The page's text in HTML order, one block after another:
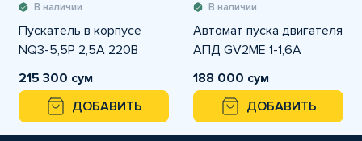
В наличии
Пускатель в корпусе
NQ3-5,5P 2,5A 220В
215 300 сум
ДОБАВИТЬ
В наличии
Автомат пуска двигателя
АПД GV2ME 1-1,6A
188 000 сум
ДОБАВИТЬ